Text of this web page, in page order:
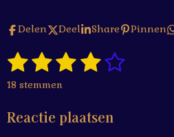
b
o
k
a
r
m
o
Delen Deel Share Pinnen
R
a
t
n
1
s
t
e
2
s
e
3
s
e
4
e
5
e
S
18 stemmen
Reactie plaatsen